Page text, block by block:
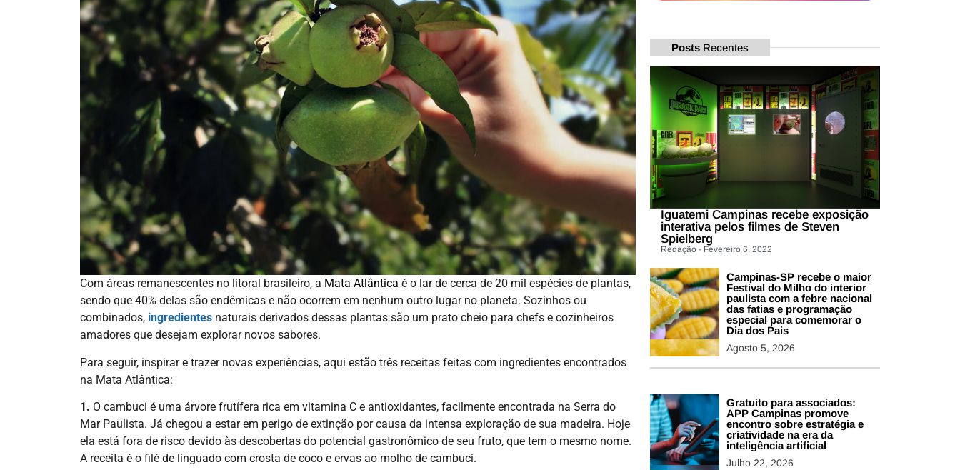
Com áreas remanescentes no litoral brasileiro, a Mata Atlântica é o lar de cerca de 20 mil espécies de plantas,
sendo que 40% delas são endêmicas e não ocorrem em nenhum outro lugar no planeta. Sozinhos ou
combinados, ingredientes naturais derivados dessas plantas são um prato cheio para chefs e cozinheiros
amadores que desejam explorar novos sabores.
Para seguir, inspirar e trazer novas experiências, aqui estão três receitas feitas com ingredientes encontrados
na Mata Atlântica:
1. O cambuci é uma árvore frutífera rica em vitamina C e antioxidantes, facilmente encontrada na Serra do
Mar Paulista. Já chegou a estar em perigo de extinção por causa da intensa exploração de sua madeira. Hoje
ela está fora de risco devido às descobertas do potencial gastronômico de seu fruto, que tem o mesmo nome.
A receita é o filé de linguado com crosta de coco e ervas ao molho de cambuci.
Posts Recentes
Iguatemi Campinas recebe exposição
interativa pelos filmes de Steven
Spielberg
Redação - Fevereiro 6, 2022
Campinas-SP recebe o maior
Festival do Milho do interior
paulista com a febre nacional
das fatias e programação
especial para comemorar o
Dia dos Pais
Agosto 5, 2026
Gratuito para associados:
APP Campinas promove
encontro sobre estratégia e
criatividade na era da
inteligência artificial
Julho 22, 2026